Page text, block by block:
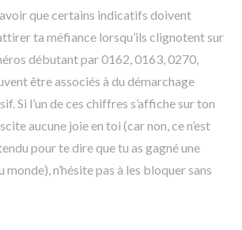
que certains indicatifs doivent
ta méfiance lorsqu’ils clignotent sur
débutant par 0162, 0163, 0270,
être associés à du démarchage
Si l’un de ces chiffres s’affiche sur ton
aucune joie en toi (car non, ce n’est
pour te dire que tu as gagné une
n’hésite pas à les bloquer sans